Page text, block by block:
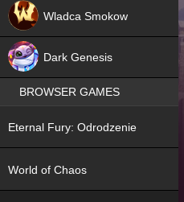
Wladca Smokow
Dark Genesis
BROWSER GAMES
Eternal Fury: Odrodzenie
World of Chaos